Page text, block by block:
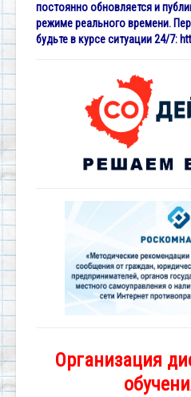
постоянно обновляется и
режиме реального времени.
будьте в курсе ситуации 24/7:
Организация